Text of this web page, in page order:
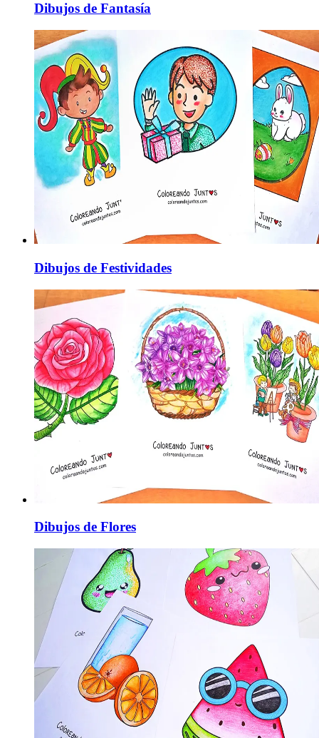
Dibujos de Fantasía
Dibujos de Festividades
Dibujos de Flores